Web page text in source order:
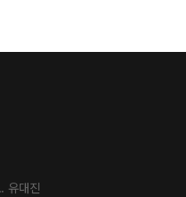
유대진